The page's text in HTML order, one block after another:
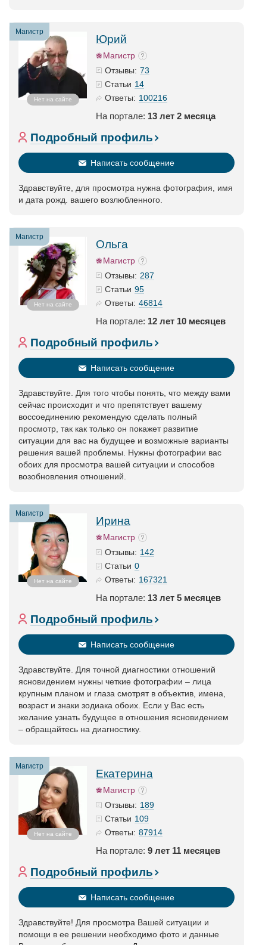
Магистр
Нет на сайте
Юрий
Магистр
Отзывы: 73
Статьи 14
Ответы: 100216
На портале: 13 лет 2 месяца
Подробный профиль
Написать сообщение
Здравствуйте, для просмотра нужна фотография, имя
и дата рожд. вашего возлюбленного.
Магистр
Нет на сайте
Ольга
Магистр
Отзывы: 287
Статьи 95
Ответы: 46814
На портале: 12 лет 10 месяцев
Подробный профиль
Написать сообщение
Здравствуйте. Для того чтобы понять, что между вами
сейчас происходит и что препятствует вашему
воссоединению рекомендую сделать полный
просмотр, так как только он покажет развитие
ситуации для вас на будущее и возможные варианты
решения вашей проблемы. Нужны фотографии вас
обоих для просмотра вашей ситуации и способов
возобновления отношений.
Магистр
Нет на сайте
Ирина
Магистр
Отзывы: 142
Статьи 0
Ответы: 167321
На портале: 13 лет 5 месяцев
Подробный профиль
Написать сообщение
Здравствуйте. Для точной диагностики отношений
ясновидением нужны четкие фотографии – лица
крупным планом и глаза смотрят в объектив, имена,
возраст и знаки зодиака обоих. Если у Вас есть
желание узнать будущее в отношения ясновидением
– обращайтесь на диагностику.
Магистр
Нет на сайте
Екатерина
Магистр
Отзывы: 189
Статьи 109
Ответы: 87914
На портале: 9 лет 11 месяцев
Подробный профиль
Написать сообщение
Здравствуйте! Для просмотра Вашей ситуации и
помощи в ее решении необходимо фото и данные